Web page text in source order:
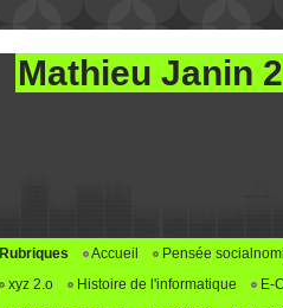
Mathieu Janin
Rubriques Accueil Pensée
xyz 2.o
Histoire de l'informatique E-